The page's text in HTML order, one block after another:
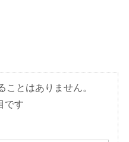
とはありません。
です